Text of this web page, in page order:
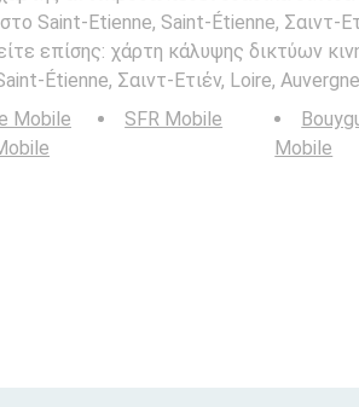
Saint-Etienne, Saint-Étienne, Σαιντ-
επίσης: χάρτη κάλυψης δικτύων
Étienne, Σαιντ-Ετιέν, Loire,
Mobile
SFR Mobile
Mobile